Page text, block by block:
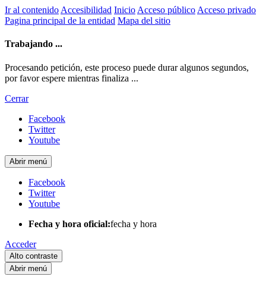
Ir al contenido Accesibilidad Inicio Acceso público Acceso privado
Pagina principal de la entidad Mapa del sitio
Trabajando ...
Procesando petición, este proceso puede durar algunos segundos,
por favor espere mientras finaliza ...
Cerrar
Facebook
Twitter
Youtube
Abrir menú
Facebook
Twitter
Youtube
Fecha y hora oficial:fecha y hora
Acceder
Alto contraste
Abrir menú